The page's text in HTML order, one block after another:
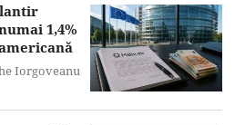
1,4%
Iorgoveanu